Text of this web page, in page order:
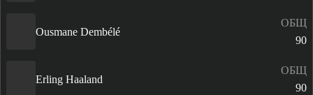
Ousmane Dembélé
ОБЩ
90
Erling Haaland
ОБЩ
90